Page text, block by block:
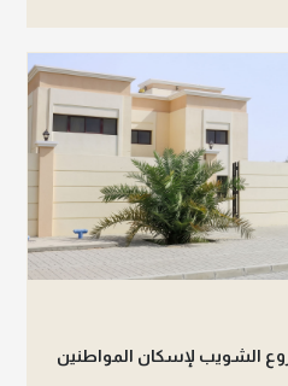
الشويب لإسكان المواطنين